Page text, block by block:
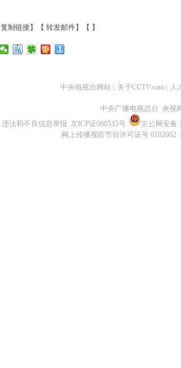
复制链接】【 转发邮件】【 】
中央电视台网站 关于CCTV.com 人
中央广播电视总台 央视
违法和不良信息举报 京ICP证060535号
京公网安备
网上传播视听节目许可证号 0102002